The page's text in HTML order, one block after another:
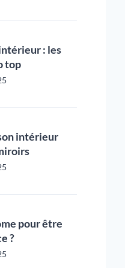
: les
top
intérieur
pour être
?